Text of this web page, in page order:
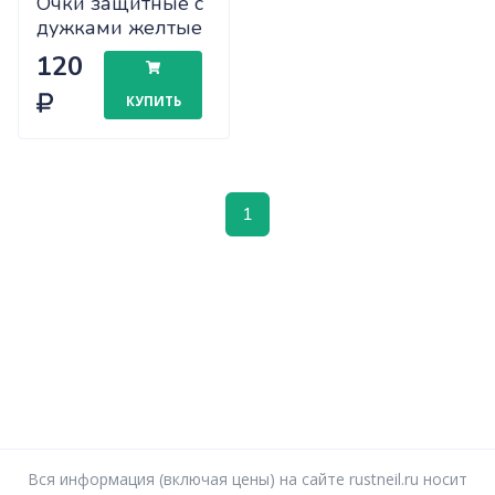
дужками желтые
(7015008) П
120
КУПИТЬ
1
Вся информация (включая цены) на сайте rustneil.ru носит